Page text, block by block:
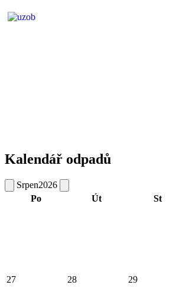
Kalendář odpadů
Srpen2026
Po
Út St
27 28 29